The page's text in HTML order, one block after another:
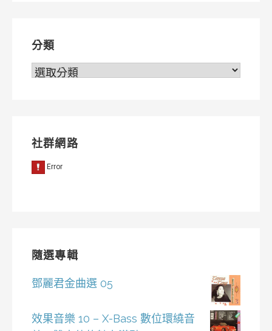
分類
分
社群網路
隨選專輯
鄧麗君金曲選 05
效果音樂 10 – X-Bass 數位環繞音